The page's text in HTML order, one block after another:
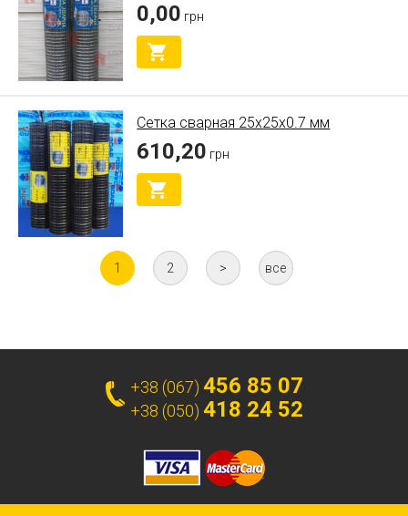
0,00 грн
Сетка сварная 25х25х0.7 мм
610,20 грн
1 2 > все
+38 (067) 456 85 07
+38 (050) 418 24 52